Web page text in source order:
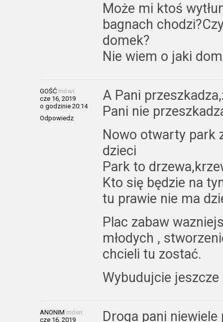
Może mi ktoś
bagnach
domek?
Nie wiem o jaki
GOŚĆ mówi:
cze 16, 2019
o godzinie 20:14
Odpowiedz
A Pani
Pani nie
Nowo otwarty park
dzieci
Park to
Kto się będzie na
tu prawie nie ma
Plac zabaw
młodych ,
chcieli tu zostać.
Wybudujcie jeszcze
ANONIM mówi:
cze 16, 2019
Droga pani